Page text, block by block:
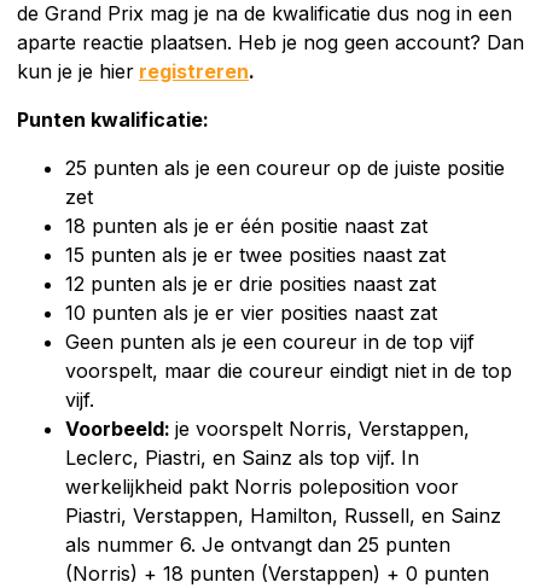
de Grand Prix mag je na de kwalificatie dus nog in een
aparte reactie plaatsen. Heb je nog geen account? Dan
kun je je hier registreren.
Punten kwalificatie:
25 punten als je een coureur op de juiste positie
zet
18 punten als je er één positie naast zat
15 punten als je er twee posities naast zat
12 punten als je er drie posities naast zat
10 punten als je er vier posities naast zat
Geen punten als je een coureur in de top vijf
voorspelt, maar die coureur eindigt niet in de top
vijf.
Voorbeeld: je voorspelt Norris, Verstappen,
Leclerc, Piastri, en Sainz als top vijf. In
werkelijkheid pakt Norris poleposition voor
Piastri, Verstappen, Hamilton, Russell, en Sainz
als nummer 6. Je ontvangt dan 25 punten
(Norris) + 18 punten (Verstappen) + 0 punten